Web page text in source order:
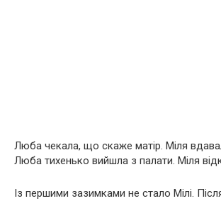
Люба чекала, що скаже матір. Міля
Люба тихенько вийшла з палати. Міля
Із першими зазимками не стало Мілі.